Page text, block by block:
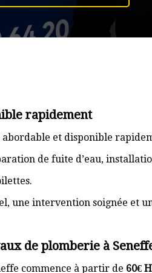
rapidement
et disponible
de fuite d’eau,
une intervention soignée et
de plomberie à
commence à partir de 60€